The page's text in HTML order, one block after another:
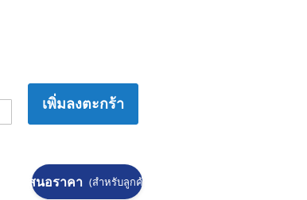
เพิ่มลงตะกร้า
ขอใบเสนอราคา (สำหรับลูกค้าองค์กร)